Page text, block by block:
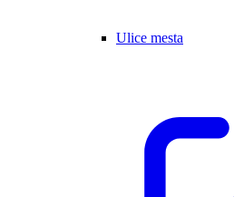
Ulice mesta